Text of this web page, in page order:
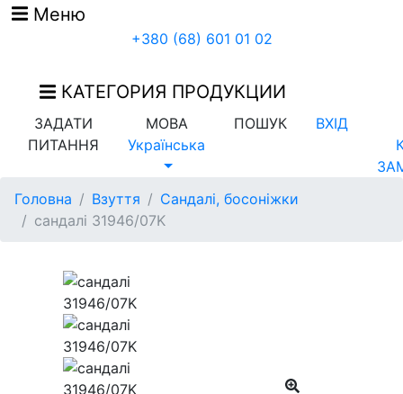
Меню
+380 (68) 601 01 02
КАТЕГОРИЯ ПРОДУКЦИИ
ЗАДАТИ
ПИТАННЯ
МОВА
Українська
ПОШУК
ВХІД
Головна
Взуття
Сандалі, босоніжки
сандалі 31946/07K